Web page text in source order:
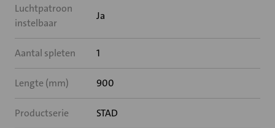
Luchtpatroon
instelbaar
Ja
Aantal spleten 1
Lengte (mm) 900
Productserie STAD